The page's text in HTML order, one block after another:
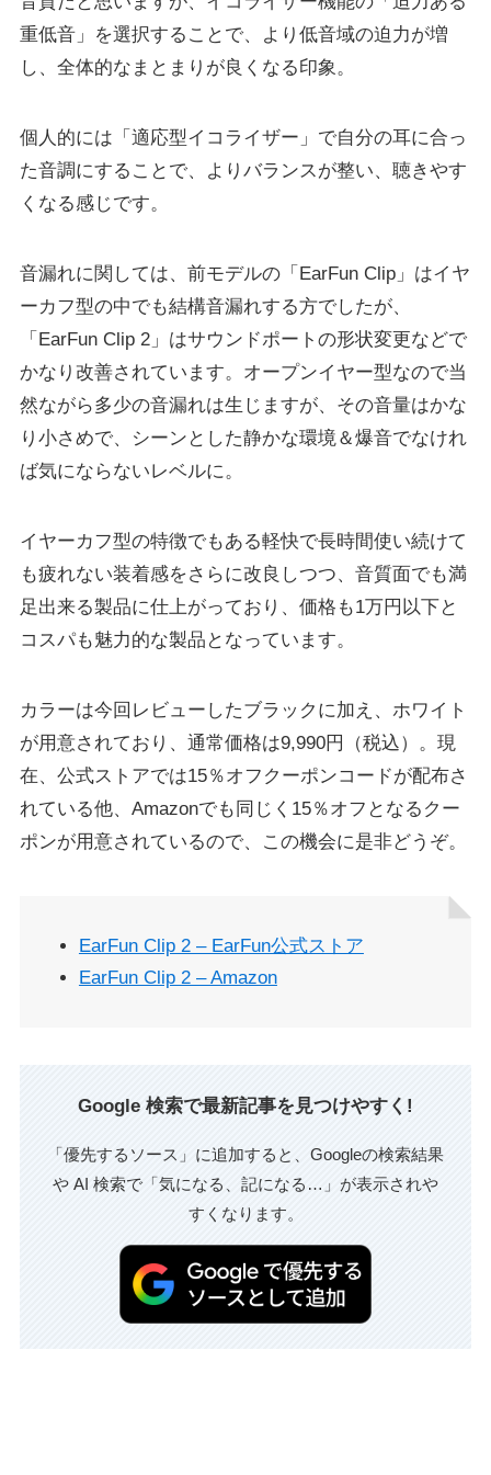
重低音」を選択することで、より低音域の迫力が増
し、全体的なまとまりが良くなる印象。
個人的には「適応型イコライザー」で自分の耳に合っ
た音調にすることで、よりバランスが整い、聴きやす
くなる感じです。
音漏れに関しては、前モデルの「EarFun Clip」はイヤ
ーカフ型の中でも結構音漏れする方でしたが、
「EarFun Clip 2」はサウンドポートの形状変更などで
かなり改善されています。オープンイヤー型なので当
然ながら多少の音漏れは生じますが、その音量はかな
り小さめで、シーンとした静かな環境＆爆音でなけれ
ば気にならないレベルに。
イヤーカフ型の特徴でもある軽快で長時間使い続けて
も疲れない装着感をさらに改良しつつ、音質面でも満
足出来る製品に仕上がっており、価格も1万円以下と
コスパも魅力的な製品となっています。
カラーは今回レビューしたブラックに加え、ホワイト
が用意されており、通常価格は9,990円（税込）。現
在、公式ストアでは15％オフクーポンコードが配布さ
れている他、Amazonでも同じく15％オフとなるクー
ポンが用意されているので、この機会に是非どうぞ。
EarFun Clip 2 – EarFun公式ストア
EarFun Clip 2 – Amazon
Google 検索で最新記事を見つけやすく!
「優先するソース」に追加すると、Googleの検索結果
や AI 検索で「気になる、記になる…」が表示されや
すくなります。